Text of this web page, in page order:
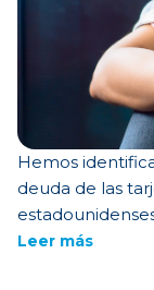
Hemos
deuda de las
Leer más